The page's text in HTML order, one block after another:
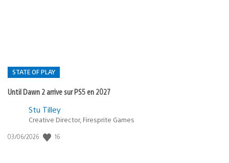
STATE OF PLAY
Until Dawn 2 arrive sur PS5 en 2027
Postée
:
Stu Tilley
Creative Director, Firesprite Games
Date
03/06/2026 16